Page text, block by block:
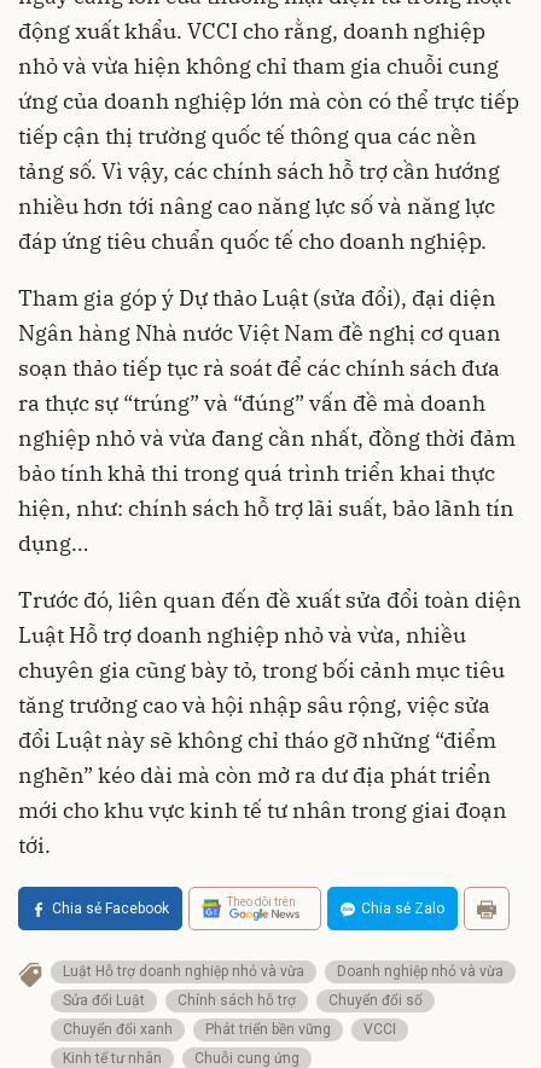
động xuất khẩu. VCCI cho rằng, doanh nghiệp
nhỏ và vừa hiện không chỉ tham gia chuỗi cung
ứng của doanh nghiệp lớn mà còn có thể trực tiếp
tiếp cận thị trường quốc tế thông qua các nền
tảng số. Vì vậy, các chính sách hỗ trợ cần hướng
nhiều hơn tới nâng cao năng lực số và năng lực
đáp ứng tiêu chuẩn quốc tế cho doanh nghiệp.
Tham gia góp ý Dự thảo Luật (sửa đổi), đại diện
Ngân hàng Nhà nước Việt Nam đề nghị cơ quan
soạn thảo tiếp tục rà soát để các chính sách đưa
ra thực sự “trúng” và “đúng” vấn đề mà doanh
nghiệp nhỏ và vừa đang cần nhất, đồng thời đảm
bảo tính khả thi trong quá trình triển khai thực
hiện, như: chính sách hỗ trợ lãi suất, bảo lãnh tín
dụng…
Trước đó, liên quan đến đề xuất sửa đổi toàn diện
Luật Hỗ trợ doanh nghiệp nhỏ và vừa, nhiều
chuyên gia cũng bày tỏ, trong bối cảnh mục tiêu
tăng trưởng cao và hội nhập sâu rộng, việc sửa
đổi Luật này sẽ không chỉ tháo gỡ những “điểm
nghẽn” kéo dài mà còn mở ra dư địa phát triển
mới cho khu vực kinh tế tư nhân trong giai đoạn
tới.
Chia sẻ Facebook Theo dõi trên Chia sẻ Zalo
Luật Hỗ trợ doanh nghiệp nhỏ và vừa
Doanh nghiệp nhỏ và vừa
Sửa đổi Luật
Chính sách hỗ trợ
Chuyển đổi số
Chuyển đổi xanh
Phát triển bền vững
VCCI
Kinh tế tư nhân
Chuỗi cung ứng